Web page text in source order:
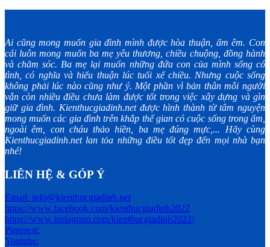
Ai cũng mong muốn gia đình mình được hòa thuận, ấm êm. Con
cái luôn mong muốn ba mẹ yêu thương, chiều chuộng, đồng hành
và chăm sóc. Ba mẹ lại muốn những đứa con của mình sống có
tình, có nghĩa và hiếu thuận lúc tuổi xế chiều. Nhưng cuộc sống
không phải lúc nào cũng như ý. Một phần vì bản thân mỗi người
vẫn còn nhiều điều chưa làm được tốt trong việc xây dựng và gìn
giữ gia đình. Kienthucgiadinh.net được hình thành từ tâm nguyện
mong muốn các gia đình trên khắp thế gian có cuộc sống trong ấm,
ngoài êm, con cháu thảo hiền, ba mẹ đúng mực,... Hãy cùng
Kienthucgiadinh.net lan tỏa những điều tốt đẹp đến mọi nhà bạn
nhé!
LIÊN HỆ & GÓP Ý
Email: info@kienthucgiadinh.net
https://www.facebook.com/kienthucgiadinh2022
https://www.instagram.com/kienthucgiadinh2022/
Pinterest:
Youtube: